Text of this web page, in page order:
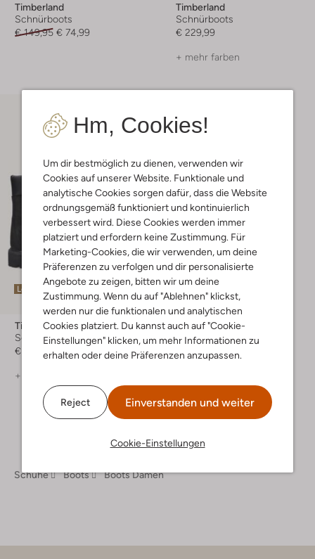
Hm, Cookies!
Um dir bestmöglich zu dienen, verwenden wir
Cookies auf unserer Website. Funktionale und
analytische Cookies sorgen dafür, dass die Website
ordnungsgemäß funktioniert und kontinuierlich
verbessert wird. Diese Cookies werden immer
platziert und erfordern keine Zustimmung. Für
Marketing-Cookies, die wir verwenden, um deine
Präferenzen zu verfolgen und dir personalisierte
Angebote zu zeigen, bitten wir um deine
Zustimmung. Wenn du auf "Ablehnen" klickst,
werden nur die funktionalen und analytischen
Cookies platziert. Du kannst auch auf "Cookie-
Einstellungen" klicken, um mehr Informationen zu
erhalten oder deine Präferenzen anzupassen.
Reject Einverstanden und weiter
Cookie-Einstellungen
Timberland
Schnürboots
€ 149,95 € 74,99
Timberland
Schnürboots
€ 229,99
+ mehr farben
Letzter Artikel
Timberland
Schnürboots
€ 229,99
+ mehr farben
Schuhe Boots Boots Damen